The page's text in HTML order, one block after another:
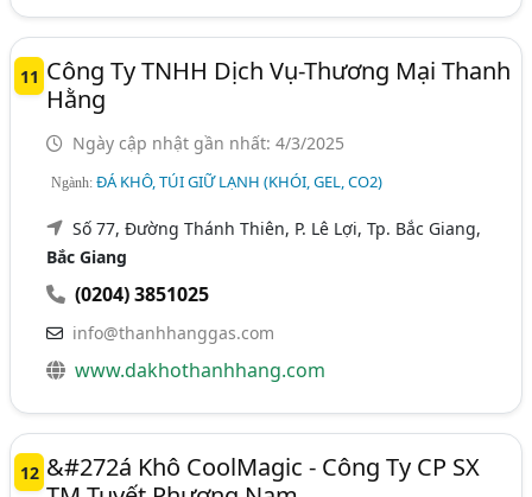
11 Công Ty TNHH Dịch Vụ-Thương Mại Thanh
Hằng
Ngày cập nhật gần nhất: 4/3/2025
Ngành:ĐÁ KHÔ, TÚI GIỮ LẠNH (KHÓI, GEL, CO2)
Số 77, Đường Thánh Thiên, P. Lê Lợi, Tp. Bắc Giang,
Bắc Giang
(0204) 3851025
info@thanhhanggas.com
www.dakhothanhhang.com
12 &#272á Khô CoolMagic - Công Ty CP SX